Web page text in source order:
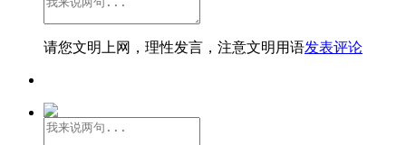
请您文明上网，理性发言，注意文明用语发表评论